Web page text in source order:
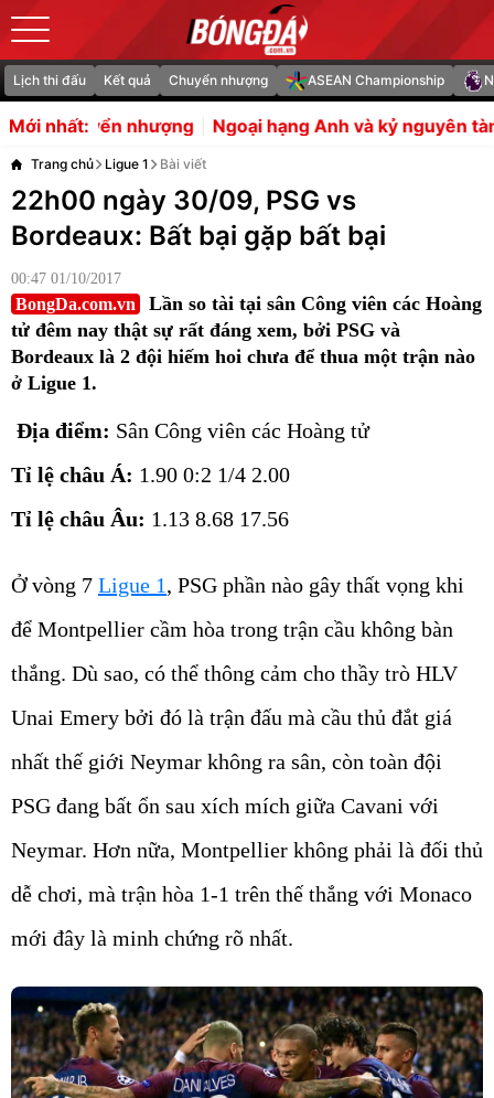
Lịch thi đấu Kết quả Chuyển nhượng ASEAN Championship
Mới nhất:Ngoại hạng Anh và kỷ nguyên tàn lụi của các huấn
Trang chủ Ligue 1 Bài viết
22h00 ngày 30/09, PSG vs
Bordeaux: Bất bại gặp bất bại
00:47 01/10/2017
BongDa.com.vn
Lần so tài tại sân Công viên các Hoàng
tử đêm nay thật sự rất đáng xem, bởi PSG và
Bordeaux là 2 đội hiếm hoi chưa để thua một trận nào
ở Ligue 1.
Địa điểm: Sân Công viên các Hoàng tử
Tỉ lệ châu Á: 1.90 0:2 1/4 2.00
Tỉ lệ châu Âu: 1.13 8.68 17.56
Ở vòng 7 Ligue 1, PSG phần nào gây thất vọng khi
để Montpellier cầm hòa trong trận cầu không bàn
thắng. Dù sao, có thể thông cảm cho thầy trò HLV
Unai Emery bởi đó là trận đấu mà cầu thủ đắt giá
nhất thế giới Neymar không ra sân, còn toàn đội
PSG đang bất ổn sau xích mích giữa Cavani với
Neymar. Hơn nữa, Montpellier không phải là đối thủ
dễ chơi, mà trận hòa 1-1 trên thế thắng với Monaco
mới đây là minh chứng rõ nhất.